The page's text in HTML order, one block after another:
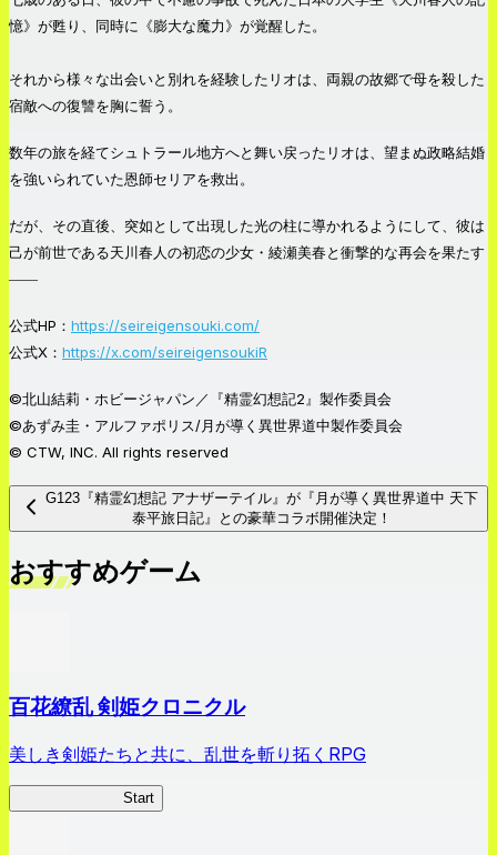
憶》が甦り、同時に《膨大な魔力》が覚醒した。
それから様々な出会いと別れを経験したリオは、両親の故郷で母を殺した
宿敵への復讐を胸に誓う。
数年の旅を経てシュトラール地方へと舞い戻ったリオは、望まぬ政略結婚
を強いられていた恩師セリアを救出。
だが、その直後、突如として出現した光の柱に導かれるようにして、彼は
己が前世である天川春人の初恋の少女・綾瀬美春と衝撃的な再会を果たす
――
公式HP： https://seireigensouki.com/
公式X： https://x.com/seireigensoukiR
©北山結莉・ホビージャパン／『精霊幻想記2』製作委員会
©あずみ圭・アルファポリス/月が導く異世界道中製作委員会
© CTW, INC. All rights reserved
G123『精霊幻想記 アナザーテイル』が『月が導く異世界道中 天下
泰平旅日記』との豪華コラボ開催決定！
おすすめゲーム
百花繚乱 剣姫クロニクル
美しき剣姫たちと共に、乱世を斬り拓くRPG
Start